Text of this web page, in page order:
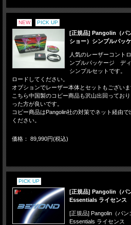
NEW PICK UP
[正規品] Pangolin（パ
ショー）シンプルパッ
人気のレーザーコント
ンプルパッケージ デ
シンプルセットです。
ロードしてください。
オプションでレーザー本体とセットもございま
こちら中国製のコピー商品も沢山出回ってお
った方が良いです。
コピー商品はPangolin社の対策でネット経由
ください。
価格： 89,990円(税込)
PICK UP
[正規品] Pangolin（パ
Essentials ライセンス
[正規品] Pangolin（パン
Essentials ライセンス